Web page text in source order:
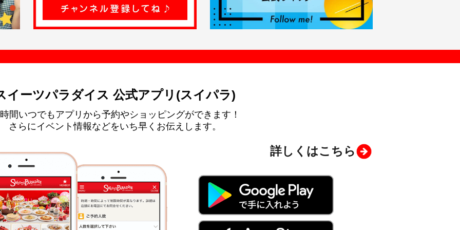
イーツパラダイス 公式アプリ(スイパラ)
間いつでもアプリから予約やショッピングができます！
さらにイベント情報などをいち早くお伝えします。
詳しくはこちら